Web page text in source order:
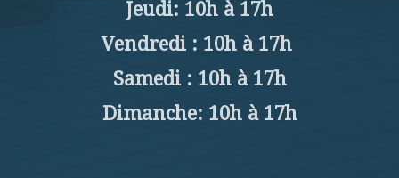
Jeudi: 10h à 17h
Vendredi : 10h à 17h
Samedi : 10h à 17h
Dimanche: 10h à 17h